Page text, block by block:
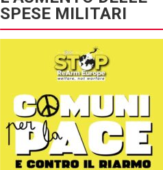
SPESE MILITARI